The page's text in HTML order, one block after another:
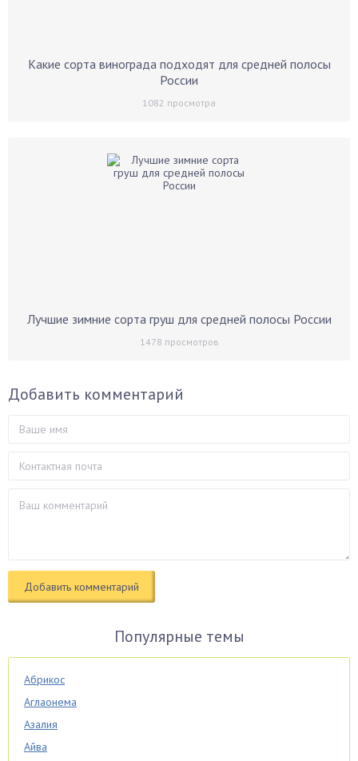
Какие сорта винограда подходят для средней полосы
России
1082 просмотра
Лучшие зимние сорта груш для средней полосы России
1478 просмотров
Добавить комментарий
Популярные темы
Абрикос
Аглаонема
Азалия
Айва